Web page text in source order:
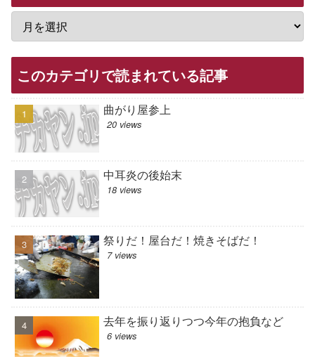
このカテゴリで読まれている記事
曲がり屋参上
20 views
中耳炎の後始末
18 views
祭りだ！屋台だ！焼きそばだ！
7 views
去年を振り返りつつ今年の抱負など
6 views